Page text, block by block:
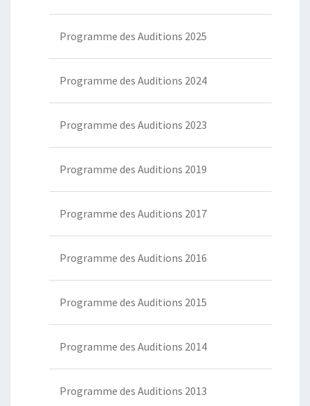
Programme des Auditions 2025
Programme des Auditions 2024
Programme des Auditions 2023
Programme des Auditions 2019
Programme des Auditions 2017
Programme des Auditions 2016
Programme des Auditions 2015
Programme des Auditions 2014
Programme des Auditions 2013